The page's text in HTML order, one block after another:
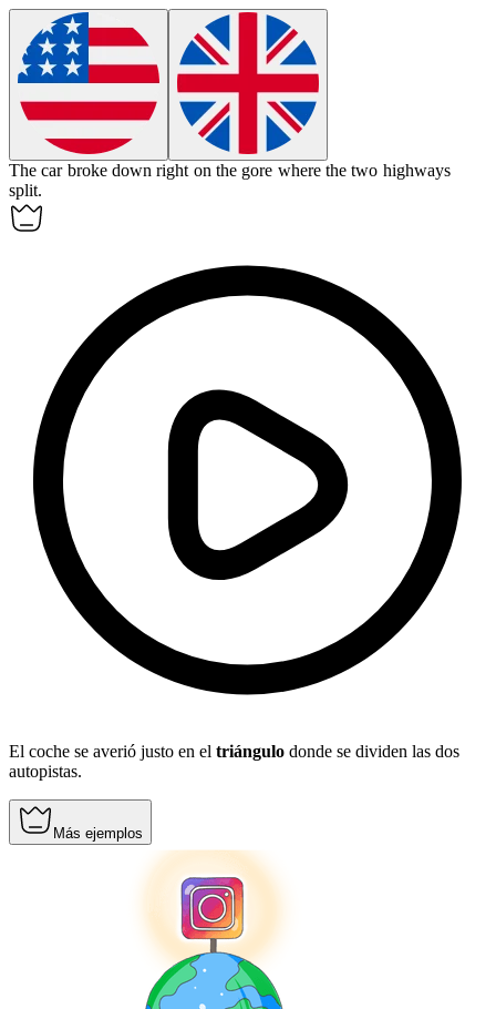
The car broke down right on the gore where the two highways
split.
El coche se averió justo en el triángulo donde se dividen las dos
autopistas.
Más ejemplos